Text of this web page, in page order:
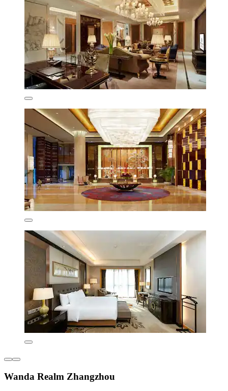
Wanda Realm Zhangzhou